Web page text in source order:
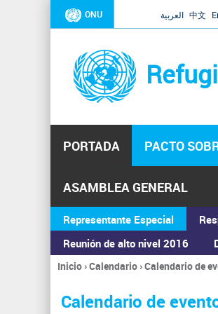
ONU العربية 中文
PORTADA PACTO
Representante Especial
Reunión de alto nivel 2016
ASAMBLEA GENERAL
Se
encuentra
usted
Inicio›Calendario›Calendario de
Calendario de